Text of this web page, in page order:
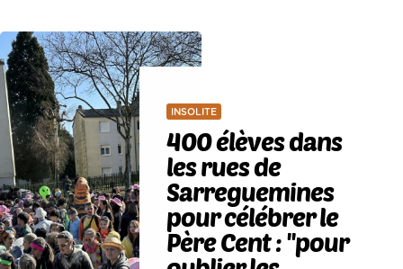
INSOLITE
400 élèves dans
les rues de
Sarreguemines
pour célébrer le
Père Cent : ''pour